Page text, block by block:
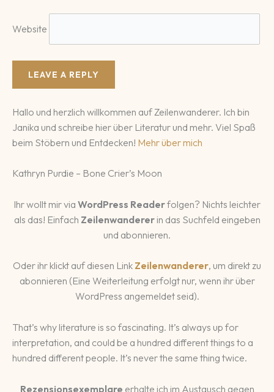
Website
Hallo und herzlich willkommen auf Zeilenwanderer. Ich bin
Janika und schreibe hier über Literatur und mehr. Viel Spaß
beim Stöbern und Entdecken! Mehr über mich
Kathryn Purdie – Bone Crier’s Moon
Ihr wollt mir via WordPress Readerfolgen? Nichts leichter
als das! Einfach Zeilenwandererin das Suchfeld eingeben
und abonnieren.
Oder ihr klickt auf diesen Link Zeilenwanderer, um direkt zu
abonnieren (Eine Weiterleitung erfolgt nur, wenn ihr über
WordPress angemeldet seid).
That’s why literature is so fascinating. It’s always up for
interpretation, and could be a hundred different things to a
hundred different people. It’s never the same thing twice.
Rezensionsexemplare erhalte ich im Austausch gegen